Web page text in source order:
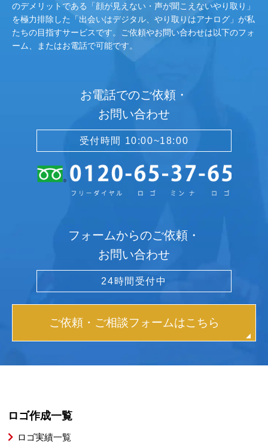
のデメリットである「顔が見えない・声が聞こえないやり取り」
を極力排除した「出会いはデジタル、やり取りはアナログ」が私
たちの目指すサービスです。ご依頼やお問い合わせは以下のフォ
ーム、またはお電話で可能です。
お電話でのご依頼・
お問い合わせ
受付時間 10:00~18:00
フォームからのご依頼・
お問い合わせ
24時間受付中
ご依頼・ご相談フォームはこちら
ロゴ作成一覧
ロゴ実績一覧